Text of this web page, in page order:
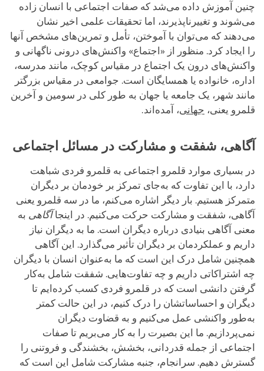
چنین آموزش داده می‌شد که صفات اجتماعی با انسان زاده
می‌شوند و تغییرناپذیرند، اما تحقیقات علمی اخیر نشان
می‌دهند که می‌توان با آموختن، تأمل و تمرین‌های مشخص آنها
را ایجاد کرد. منظور از «اجتماع» واکنش‌های درونی ناگهانی و
واکنش‌های درون یک اجتماع در مقیاس کوچک، مانند مدرسه،
اداره، خانواده یا همسایگان است. جوامعی در مقیاس بزرگتر
مانند شهر، یک جامعه یا جهان به طور کلی در سومین و آخرین
قلمرو یعنی، جهانی، آمده‌اند.
آگاهی، شفقت و مشارکت در مسائل اجتماعی
در بسیاری موارد قلمرو اجتماعی به قلمرو فردی شباهت
دارد، با این تفاوت که به‌جای تمرکز بر خودمان بر دیگران
متمرکز هستیم. بار دیگر اشاره می‌کنم، ما در سه قلمرو یعنی
آگاهی، شفقت و مشارکت حرکت می‌کنیم. در اینجاآگاهی به
معنی آگاهی بنیادی درباره دیگران است. ما به دیگران نیاز
داریم و عملکردمان بر دیگران تأثیر می‌گذارد. این آگاهی
همچنین شامل درک این است که ما به‌عنوان انسان با دیگران
چه اشتراکاتی داریم و چه تفاوت‌هایی. شفقت شامل به‌کار
گرفتن دانشی است که در قلمرو فردی کسب کرده‌ایم تا
دیگران و احساساتشان را درک کنیم، در این حالت کمتر
به‌طور واکنشی عمل می‌کنیم و به قضاوت دیگران
نمی‌پردازیم. ما این بصیرت را به کار می‌بریم تا صفات
اجتماعی از جمله قدردانی، بخشش، بخشندگی و فروتنی را
گسترش دهیم. سرانجام، جنبه مشارکت شامل این است که